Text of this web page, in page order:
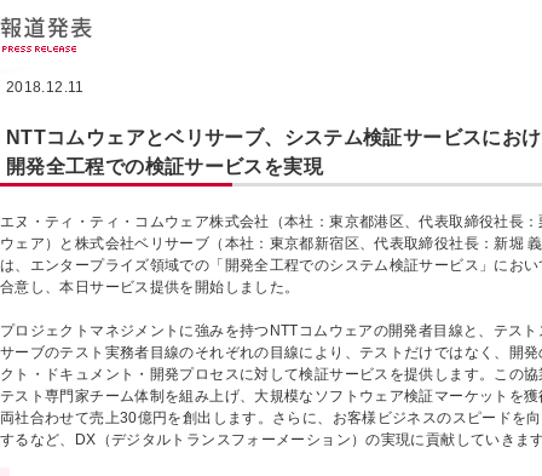
2018.12.11
NTTコムウェアとベリサーブ、システム検証サービスに
開発全工程での検証サービスを実現
エヌ・ティ・ティ・コムウェア株式会社（本社：東京都港区、代表取締役社長
ウェア）と株式会社ベリサーブ（本社：東京都新宿区、代表取締役社長：新堀
は、エンタープライズ領域での「開発全工程でのシステム検証サービス」にお
合意し、本日サービス提供を開始しました。
プロジェクトマネジメントに強みを持つNTTコムウェアの開発者目線と、テス
サーブのテスト実務者目線のそれぞれの目線により、テストだけではなく、開
クト・ドキュメント・開発プロセスに対して検証サービスを提供します。この
テスト専門家チーム体制を組み上げ、大規模なソフトウェア検証マーケットを
両社合わせて売上30億円を創出します。さらに、お客様ビジネスのスピードを
するなど、DX（デジタルトランスフォーメーション）の実現に貢献していきま